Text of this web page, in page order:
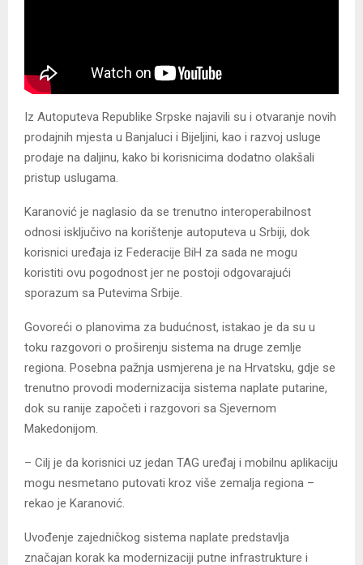
Iz Autoputeva Republike Srpske najavili su i otvaranje novih
prodajnih mjesta u Banjaluci i Bijeljini, kao i razvoj usluge
prodaje na daljinu, kako bi korisnicima dodatno olakšali
pristup uslugama.
Karanović je naglasio da se trenutno interoperabilnost
odnosi isključivo na korištenje autoputeva u Srbiji, dok
korisnici uređaja iz Federacije BiH za sada ne mogu
koristiti ovu pogodnost jer ne postoji odgovarajući
sporazum sa Putevima Srbije.
Govoreći o planovima za budućnost, istakao je da su u
toku razgovori o proširenju sistema na druge zemlje
regiona. Posebna pažnja usmjerena je na Hrvatsku, gdje se
trenutno provodi modernizacija sistema naplate putarine,
dok su ranije započeti i razgovori sa Sjevernom
Makedonijom.
– Cilj je da korisnici uz jedan TAG uređaj i mobilnu aplikaciju
mogu nesmetano putovati kroz više zemalja regiona –
rekao je Karanović.
Uvođenje zajedničkog sistema naplate predstavlja
značajan korak ka modernizaciji putne infrastrukture i